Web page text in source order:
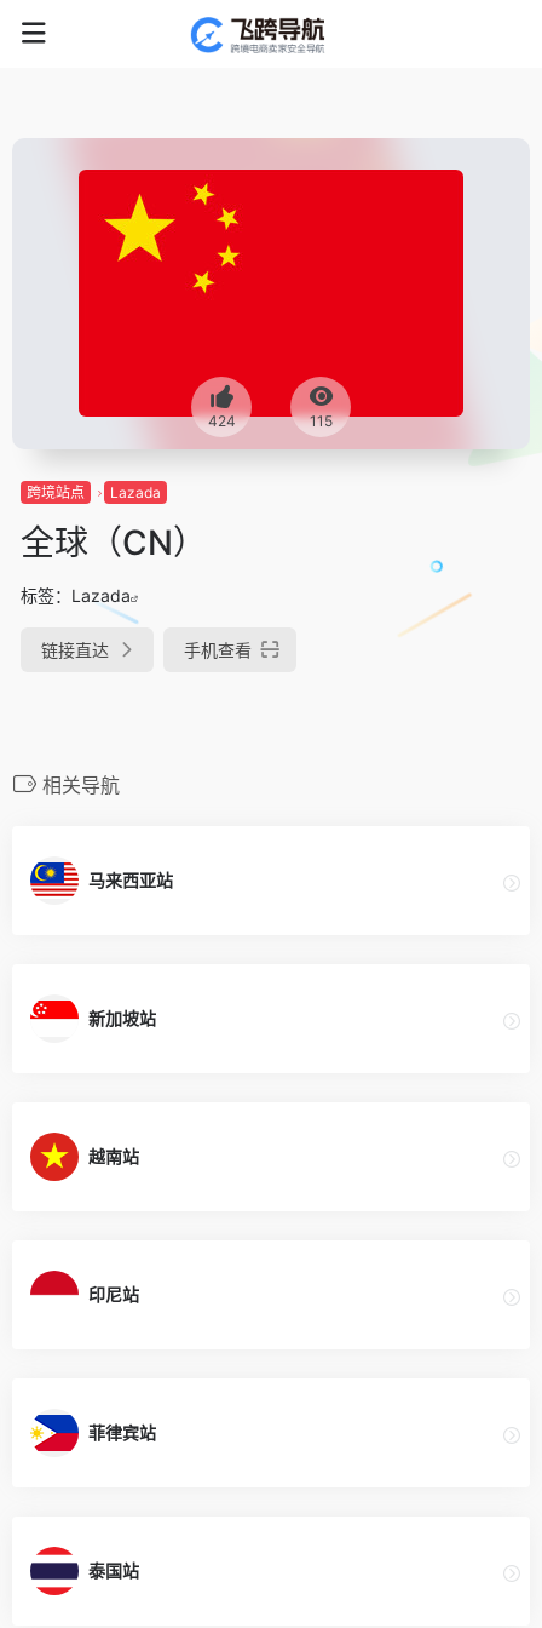
424 115
跨境站点 Lazada
全球（CN）
标签： Lazada
链接直达 手机查看
相关导航
马来西亚站
新加坡站
越南站
印尼站
菲律宾站
泰国站